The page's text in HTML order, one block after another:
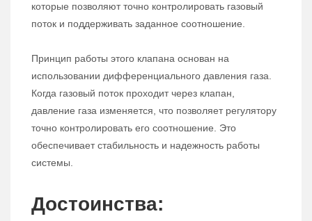
которые позволяют точно контролировать газовый
поток и поддерживать заданное соотношение.
Принцип работы этого клапана основан на
использовании дифференциального давления газа.
Когда газовый поток проходит через клапан,
давление газа изменяется, что позволяет регулятору
точно контролировать его соотношение. Это
обеспечивает стабильность и надежность работы
системы.
Достоинства: